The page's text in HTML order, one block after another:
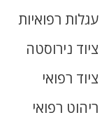
עגלות רפואיות
ציוד נירוסטה
ציוד רפואי
ריהוט רפואי